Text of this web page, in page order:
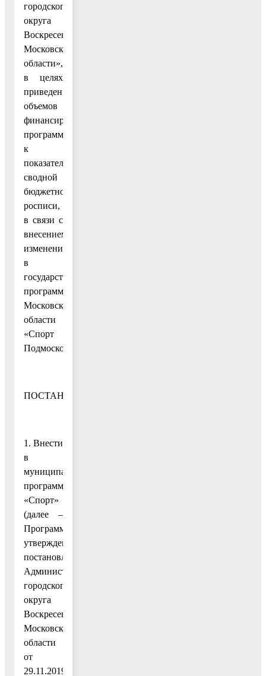
городского
округа
Воскресенск
Московской
области»,
в целях
приведения
объемов
финансирования
программы
к
показателям
сводной
бюджетной
росписи,
в связи с
внесением
изменений
в
государственную
программу
Московской
области
«Спорт
Подмосковья»
ПОСТАНОВЛЯЮ:
1. Внести
в
муниципальную
программу
«Спорт»
(далее –
Программа),
утвержденную
постановлением
Администрации
городского
округа
Воскресенск
Московской
области
от
29.11.2019